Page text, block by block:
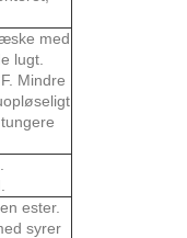
med
lugt.
Mindre
ester.
syrer